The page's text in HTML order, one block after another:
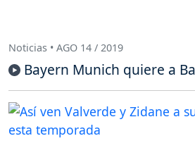
Noticias • AGO 14 / 2019
Bayern Munich quiere a